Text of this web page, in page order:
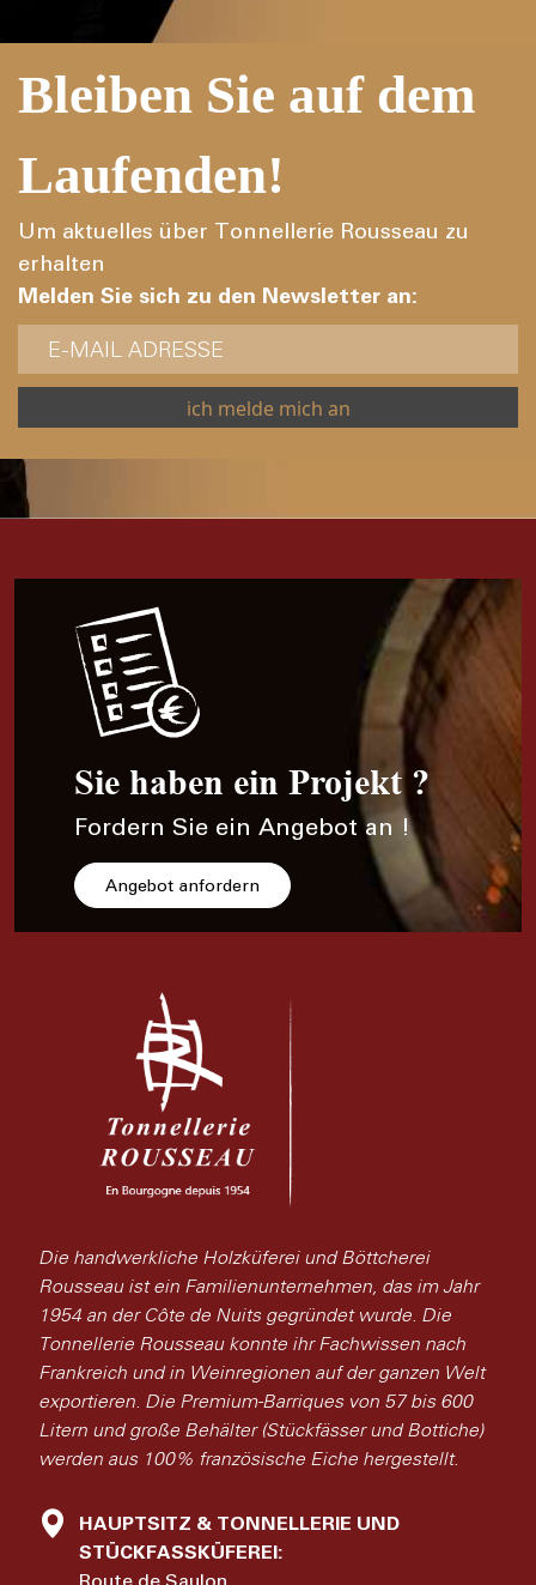
Bleiben Sie auf dem
Laufenden!
Um aktuelles über Tonnellerie Rousseau zu
erhalten
Melden Sie sich zu den Newsletter an:
Sie haben ein Projekt ?
Fordern Sie ein Angebot an !
Angebot anfordern
Die handwerkliche Holzküferei und Böttcherei
Rousseau ist ein Familienunternehmen, das im Jahr
1954 an der Côte de Nuits gegründet wurde. Die
Tonnellerie Rousseau konnte ihr Fachwissen nach
Frankreich und in Weinregionen auf der ganzen Welt
exportieren. Die Premium-Barriques von 57 bis 600
Litern und große Behälter (Stückfässer und Bottiche)
werden aus 100% französische Eiche hergestellt.
HAUPTSITZ & TONNELLERIE UND
STÜCKFASSKÜFEREI:
Route de Saulon